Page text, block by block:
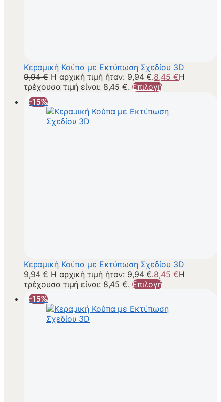
Κεραμική Κούπα με Εκτύπωση Σχεδίου 3D
9,94€ Η αρχική τιμή ήταν: 9,94 €.8,45 €Η
τρέχουσα τιμή είναι: 8,45 €. Επιλογή
-15%
Κεραμική Κούπα με Εκτύπωση Σχεδίου 3D
9,94€ Η αρχική τιμή ήταν: 9,94 €.8,45 €Η
τρέχουσα τιμή είναι: 8,45 €. Επιλογή
-15%